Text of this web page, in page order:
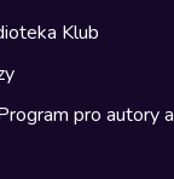
Klub
pro autory a